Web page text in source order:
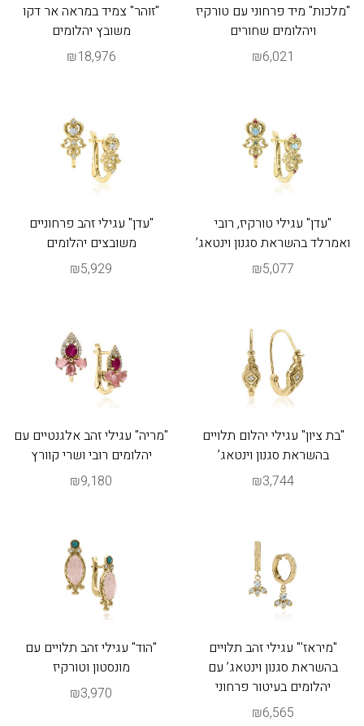
"מלכות" מיד פרחוני עם טורקיז
ויהלומים שחורים
₪6,021
"זוהר" צמיד במראה אר דקו
משובץ יהלומים
₪18,976
"עדן" עגילי טורקיז, רובי
ואמרלד בהשראת סגנון וינטאג’
₪5,077
"עדן" עגילי זהב פרחוניים
משובצים יהלומים
₪5,929
"בת ציון" עגילי יהלום תלויים
בהשראת סגנון וינטאג’
₪3,744
"מריה" עגילי זהב אלגנטיים עם
יהלומים רובי ושרי קוורץ
₪9,180
"מיראז'" עגילי זהב תלויים
בהשראת סגנון וינטאג’ עם
יהלומים בעיטור פרחוני
₪6,565
"הוד" עגילי זהב תלויים עם
מונסטון וטורקיז
₪3,970